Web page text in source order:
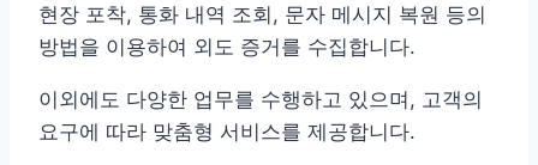
현장 포착, 통화 내역 조회, 문자 메시지 복원 등의
방법을 이용하여 외도 증거를 수집합니다.
이외에도 다양한 업무를 수행하고 있으며, 고객의
요구에 따라 맞춤형 서비스를 제공합니다.